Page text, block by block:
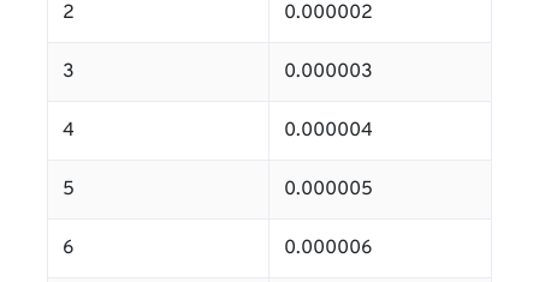
2 0.000002
3 0.000003
4 0.000004
5 0.000005
6 0.000006